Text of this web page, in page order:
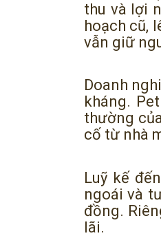
thu và lợi
hoạch cũ,
vẫn giữ
Doanh
kháng.
thường
cố từ nhà
Luỹ kế
ngoái và
đồng.
lãi.